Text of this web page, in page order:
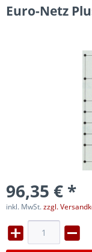
Euro-Netz
96,35 € *
inkl. MwSt.zzgl.